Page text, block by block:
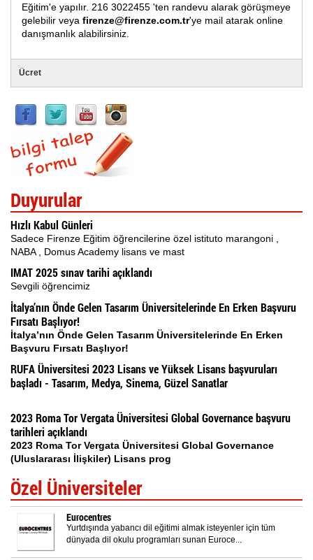
Eğitim'e yapılır. 216 3022455 'ten randevu alarak görüşmeye
gelebilir veya firenze@firenze.com.tr'ye mail atarak online
danışmanlık alabilirsiniz.
Ücret
Duyurular
Hızlı Kabul Günleri
Sadece Firenze Eğitim öğrencilerine özel istituto marangoni ,
NABA , Domus Academy lisans ve mast
IMAT 2025 sınav tarihi açıklandı
Sevgili öğrencimiz
İtalya’nın Önde Gelen Tasarım Üniversitelerinde En Erken Başvuru
Fırsatı Başlıyor!
İtalya’nın Önde Gelen Tasarım Üniversitelerinde En Erken
Başvuru Fırsatı Başlıyor!
RUFA Üniversitesi 2023 Lisans ve Yüksek Lisans başvuruları
başladı - Tasarım, Medya, Sinema, Güzel Sanatlar
2023 Roma Tor Vergata Üniversitesi Global Governance başvuru
tarihleri açıklandı
2023 Roma Tor Vergata Üniversitesi Global Governance
(Uluslararası İlişkiler) Lisans prog
Özel Üniversiteler
Eurocentres
Yurtdışında yabancı dil eğitimi almak isteyenler için tüm
dünyada dil okulu programları sunan Euroce...